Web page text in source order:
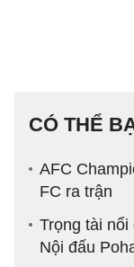
CÓ THỂ
AFC
FC ra trận
Trọng tài
Nội đấu